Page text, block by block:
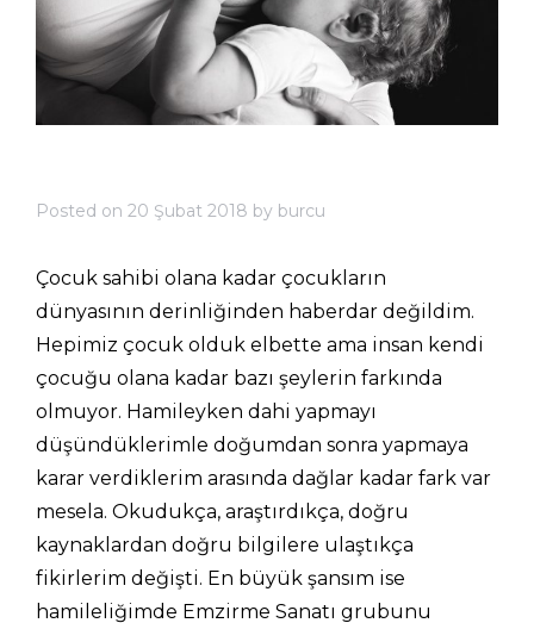
Posted on 20 Şubat 2018 by burcu
Çocuk sahibi olana kadar çocukların
dünyasının derinliğinden haberdar değildim.
Hepimiz çocuk olduk elbette ama insan kendi
çocuğu olana kadar bazı şeylerin farkında
olmuyor. Hamileyken dahi yapmayı
düşündüklerimle doğumdan sonra yapmaya
karar verdiklerim arasında dağlar kadar fark var
mesela. Okudukça, araştırdıkça, doğru
kaynaklardan doğru bilgilere ulaştıkça
fikirlerim değişti. En büyük şansım ise
hamileliğimde Emzirme Sanatı grubunu